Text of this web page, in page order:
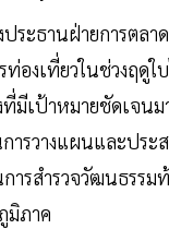
ประธานฝ่ายการตลา
ท่องเที่ยวในช่วงฤดู
มีเป้าหมายชัดเจนม
ารวางแผนและประ
ารสำรวจวัฒนธรรม
มิภาค